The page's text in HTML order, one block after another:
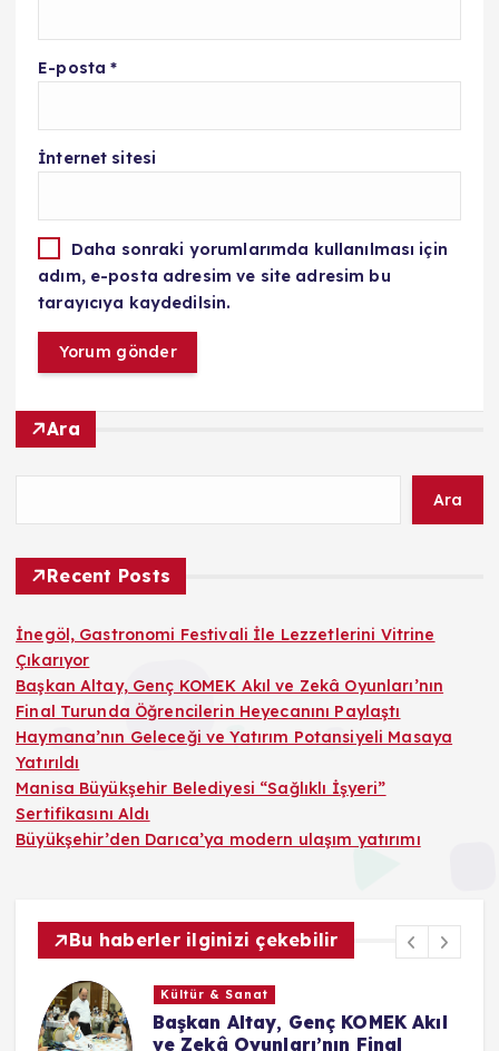
E-posta*
İnternet sitesi
Daha sonraki yorumlarımda kullanılması için
adım, e-posta adresim ve site adresim bu
tarayıcıya kaydedilsin.
Ara
Ara
Recent Posts
İnegöl, Gastronomi Festivali İle Lezzetlerini Vitrine
Çıkarıyor
Başkan Altay, Genç KOMEK Akıl ve Zekâ Oyunları’nın
Final Turunda Öğrencilerin Heyecanını Paylaştı
Haymana’nın Geleceği ve Yatırım Potansiyeli Masaya
Yatırıldı
Manisa Büyükşehir Belediyesi “Sağlıklı İşyeri”
Sertifikasını Aldı
Büyükşehir’den Darıca’ya modern ulaşım yatırımı
Bu haberler ilginizi çekebilir
Kültür & Sanat
Başkan Altay, Genç KOMEK Akıl
ve Zekâ Oyunları’nın Final